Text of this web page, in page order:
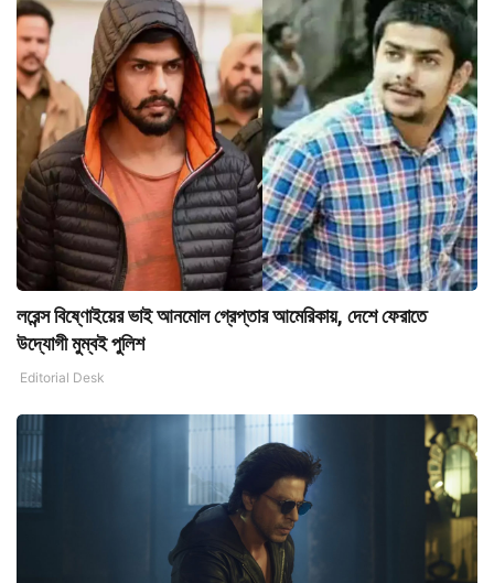
লরেন্স বিষ্ণোইয়ের ভাই আনমোল গ্রেপ্তার আমেরিকায়, দেশে ফেরাতে
উদ্যোগী মুম্বই পুলিশ
Editorial Desk